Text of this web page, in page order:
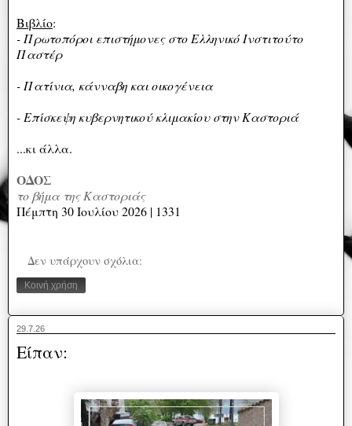
Βιβλίο:
- Πρωτοπόροι επιστήμονες στο Ελληνικό Ινστιτούτο
Παστέρ
- Πατίνια, κάνναβη και οικογένεια
- Επίσκεψη κυβερνητικού κλιμακίου στην Καστοριά
...κι άλλα.
ΟΔΟΣ
το βήμα της Καστοριάς
Πέμπτη 30 Ιουλίου 2026 | 1331
Δεν υπάρχουν σχόλια:
Κοινή χρήση
29.7.26
Είπαν: